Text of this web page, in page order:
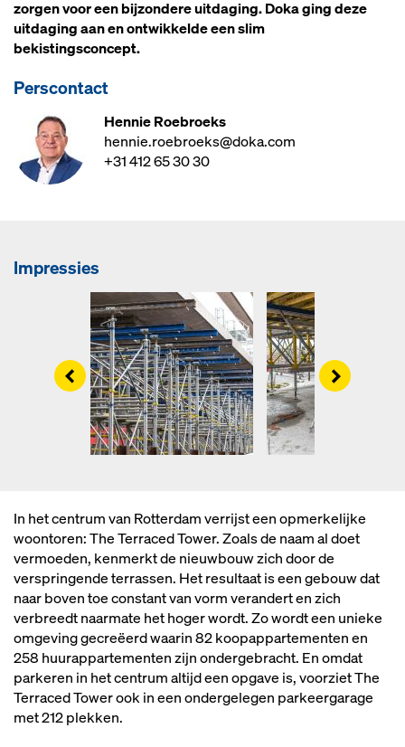
zorgen voor een bijzondere uitdaging. Doka ging deze
uitdaging aan en ontwikkelde een slim
bekistingsconcept.
Perscontact
Hennie Roebroeks
hennie.roebroeks@doka.com
+31 412 65 30 30
Impressies
Left Right
In het centrum van Rotterdam verrijst een opmerkelijke
woontoren: The Terraced Tower. Zoals de naam al doet
vermoeden, kenmerkt de nieuwbouw zich door de
verspringende terrassen. Het resultaat is een gebouw dat
naar boven toe constant van vorm verandert en zich
verbreedt naarmate het hoger wordt. Zo wordt een unieke
omgeving gecreëerd waarin 82 koopappartementen en
258 huurappartementen zijn ondergebracht. En omdat
parkeren in het centrum altijd een opgave is, voorziet The
Terraced Tower ook in een ondergelegen parkeergarage
met 212 plekken.